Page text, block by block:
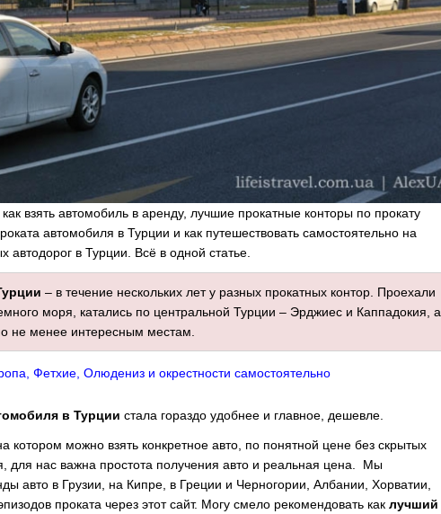
взять автомобиль в аренду, лучшие прокатные конторы по прокату
автомобиля в Турции и как путешествовать самостоятельно на
в Турции. Всё в одной статье.
– в течение нескольких лет у разных прокатных контор. Проехали
моря, катались по центральной Турции – Эрджиес и Каппадокия, а
не менее интересным местам.
Фетхие, Олюдениз и окрестности самостоятельно
в Турции стала гораздо удобнее и главное, дешевле.
котором можно взять конкретное авто, по понятной цене без скрытых
для нас важна простота получения авто и реальная цена. Мы
авто в Грузии, на Кипре, в Греции и Черногории, Албании, Хорватии,
проката через этот сайт. Могу смело рекомендовать как лучший